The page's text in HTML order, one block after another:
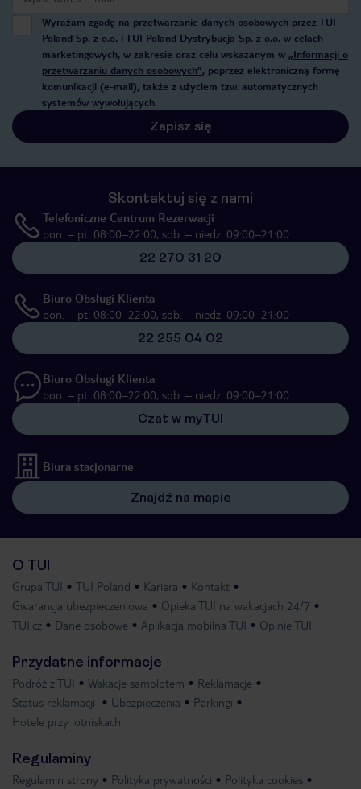
Wyrażam zgodę na przetwarzanie danych osobowych przez TUI
Poland Sp. z o.o. i TUI Poland Dystrybucja Sp. z o.o. w celach
marketingowych, w zakresie oraz celu wskazanym w „Informacji o
przetwarzaniu danych osobowych”, poprzez elektroniczną formę
komunikacji (e-mail), także z użyciem tzw. automatycznych
systemów wywołujących.
Zapisz się
Skontaktuj się z nami
Telefoniczne Centrum Rezerwacji
pon. – pt. 08:00–22:00, sob. – niedz. 09:00–21:00
22 270 31 20
Biuro Obsługi Klienta
pon. – pt. 08:00–22:00, sob. – niedz. 09:00–21:00
22 255 04 02
Biuro Obsługi Klienta
pon. – pt. 08:00–22:00, sob. – niedz. 09:00–21:00
Czat w myTUI
Biura stacjonarne
Znajdź na mapie
O TUI
Grupa TUI TUI Poland Kariera
Kontakt
Gwarancja ubezpieczeniowa
Opieka TUI na wakacjach 24/7
TUI.cz
Dane osobowe Aplikacja mobilna TUI Opinie TUI
Przydatne informacje
Podróż z TUI Wakacje samolotem
Reklamacje
Status reklamacji
Ubezpieczenia
Parkingi
Hotele przy lotniskach
Regulaminy
Regulamin strony Polityka prywatności Polityka cookies